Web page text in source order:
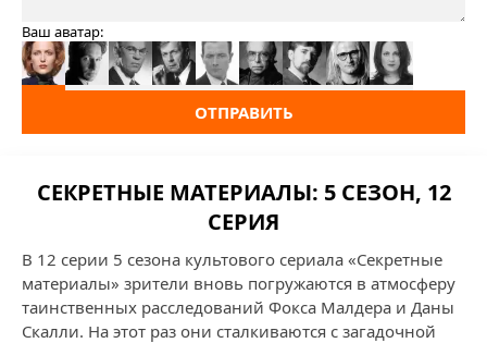
Ваш аватар:
ОТПРАВИТЬ
СЕКРЕТНЫЕ МАТЕРИАЛЫ: 5 СЕЗОН, 12
СЕРИЯ
В 12 серии 5 сезона культового сериала «Секретные
материалы» зрители вновь погружаются в атмосферу
таинственных расследований Фокса Малдера и Даны
Скалли. На этот раз они сталкиваются с загадочной